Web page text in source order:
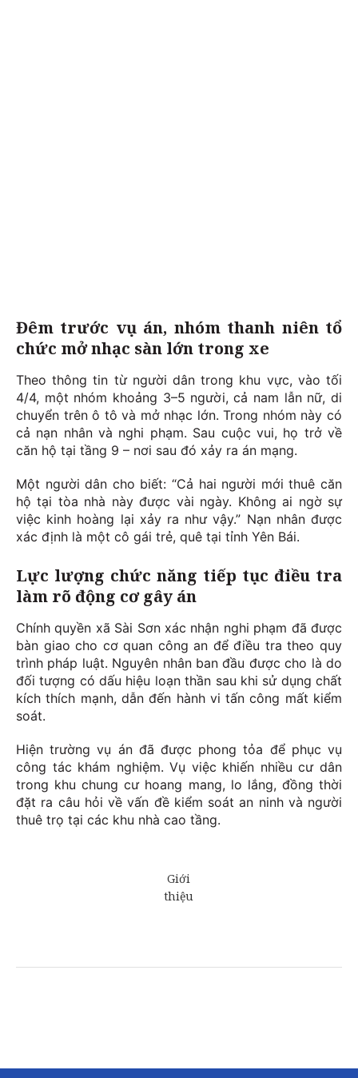
Đêm trước vụ án, nhóm thanh niên tổ
chức mở nhạc sàn lớn trong xe
Theo thông tin từ người dân trong khu vực, vào tối
4/4, một nhóm khoảng 3–5 người, cả nam lẫn nữ, di
chuyển trên ô tô và mở nhạc lớn. Trong nhóm này có
cả nạn nhân và nghi phạm. Sau cuộc vui, họ trở về
căn hộ tại tầng 9 – nơi sau đó xảy ra án mạng.
Một người dân cho biết: “Cả hai người mới thuê căn
hộ tại tòa nhà này được vài ngày. Không ai ngờ sự
việc kinh hoàng lại xảy ra như vậy.” Nạn nhân được
xác định là một cô gái trẻ, quê tại tỉnh Yên Bái.
Lực lượng chức năng tiếp tục điều tra
làm rõ động cơ gây án
Chính quyền xã Sài Sơn xác nhận nghi phạm đã được
bàn giao cho cơ quan công an để điều tra theo quy
trình pháp luật. Nguyên nhân ban đầu được cho là do
đối tượng có dấu hiệu loạn thần sau khi sử dụng chất
kích thích mạnh, dẫn đến hành vi tấn công mất kiểm
soát.
Hiện trường vụ án đã được phong tỏa để phục vụ
công tác khám nghiệm. Vụ việc khiến nhiều cư dân
trong khu chung cư hoang mang, lo lắng, đồng thời
đặt ra câu hỏi về vấn đề kiểm soát an ninh và người
thuê trọ tại các khu nhà cao tầng.